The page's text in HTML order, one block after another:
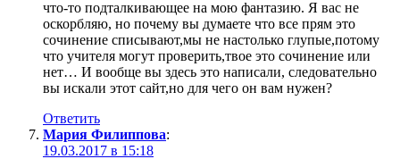
что-то подталкивающее на мою фантазию. Я вас не
оскорбляю, но почему вы думаете что все прям это
сочинение списывают,мы не настолько глупые,потому
что учителя могут проверить,твое это сочинение или
нет… И вообще вы здесь это написали, следовательно
вы искали этот сайт,но для чего он вам нужен?
Ответить
Мария Филиппова:
19.03.2017 в 15:18